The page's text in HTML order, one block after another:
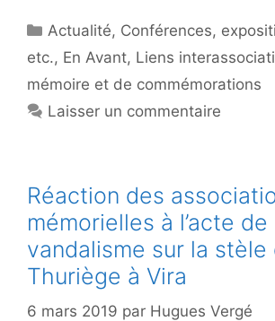
Catégories
Actualité, Conférences,
etc., En Avant, Liens
mémoire et de commémorations
Laisser un commentaire
Réaction des
mémorielles à l’acte de
vandalisme sur la stèle
Thuriège à Vira
6 mars 2019 par Hugues Vergé